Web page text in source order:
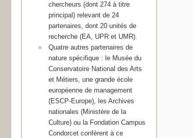
chercheurs (dont 274 à titre
principal) relevant de 24
partenaires, dont 20 unités de
recherche (EA, UPR et UMR).
Quatre autres partenaires de
nature spécifique : le Musée du
Conservatoire National des Arts
et Métiers, une grande école
européenne de management
(ESCP-Europe), les Archives
nationales (Ministère de la
Culture) ou la Fondation Campus
Condorcet confèrent à ce